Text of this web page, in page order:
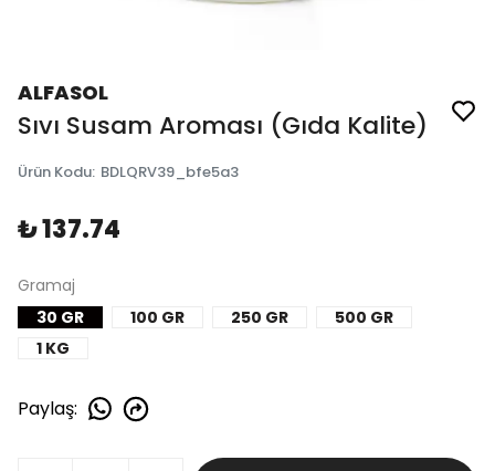
ALFASOL
Sıvı Susam Aroması (Gıda Kalite)
Ürün Kodu: BDLQRV39_bfe5a3
₺ 137.74
Gramaj
30 GR
100 GR 250 GR
500 GR
1 KG
Paylaş: